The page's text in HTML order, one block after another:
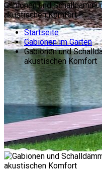
Gabionen und
akustischen Komfort
Startseite
Gabionen im Garten
Gabionen und
akustischen Komfort